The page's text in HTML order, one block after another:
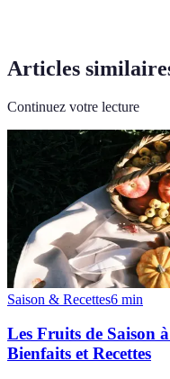
Articles
Continuez votre lecture
Saison & Recettes6 min
Les Fruits de Saison
Bienfaits et Recettes